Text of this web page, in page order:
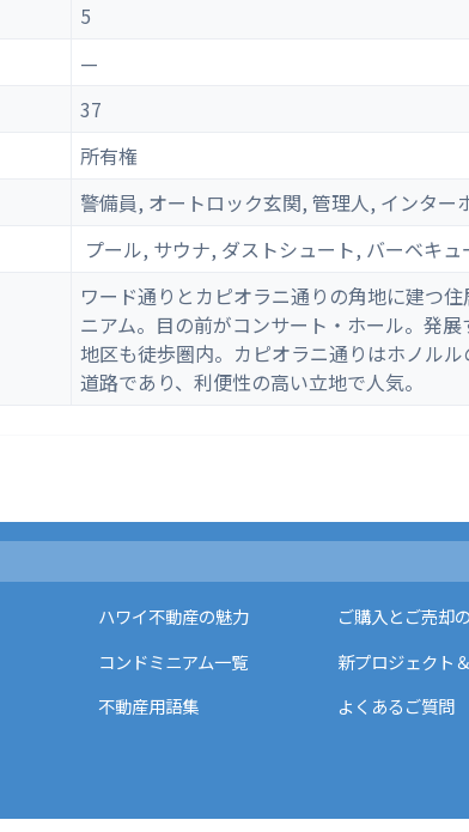
5
—
37
所有権
警備員, オートロック玄関, 管理人, インター
プール, サウナ, ダストシュート, バーベキュ
ワード通りとカピオラニ通りの角地に建つ住
ニアム。目の前がコンサート・ホール。発展
地区も徒歩圏内。カピオラニ通りはホノル
道路であり、利便性の高い立地で人気。
ハワイ不動産の魅力
ご購入とご売却
コンドミニアム一覧
新プロジェクト
不動産用語集
よくあるご質問